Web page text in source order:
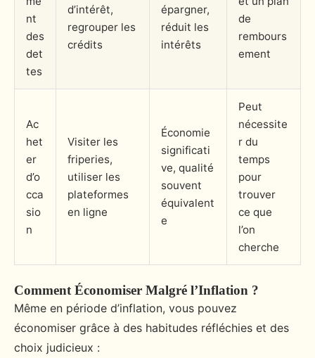
nt
des
det
tes
d’intérêt,
regrouper les
crédits
épargner,
réduit les
intérêts
de
rembours
ement
Ac
het
er
d’o
cca
sio
n
Visiter les
friperies,
utiliser les
plateformes
en ligne
Économie
significati
ve, qualité
souvent
équivalent
e
Peut
nécessite
r du
temps
pour
trouver
ce que
l’on
cherche
Comment Économiser Malgré l’Inflation ?
Même en période d’inflation, vous pouvez
économiser grâce à des habitudes réfléchies et des
choix judicieux :